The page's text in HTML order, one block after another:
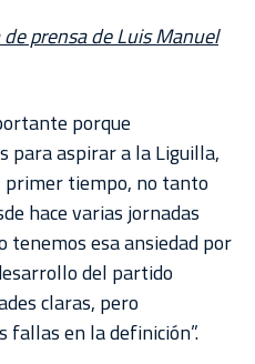
prensa de Luis Manuel
porque
para aspirar a la Liguilla,
primer tiempo, no tanto
hace varias jornadas
tenemos esa ansiedad por
del partido
claras, pero
fallas en la definición”.